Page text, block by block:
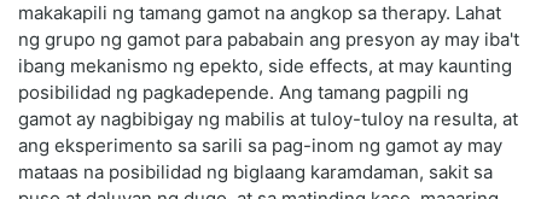
makakapili ng tamang gamot na angkop sa therapy. Lahat
ng grupo ng gamot para pababain ang presyon ay may iba't
ibang mekanismo ng epekto, side effects, at may kaunting
posibilidad ng pagkadepende. Ang tamang pagpili ng
gamot ay nagbibigay ng mabilis at tuloy-tuloy na resulta, at
ang eksperimento sa sarili sa pag-inom ng gamot ay may
mataas na posibilidad ng biglaang karamdaman, sakit sa